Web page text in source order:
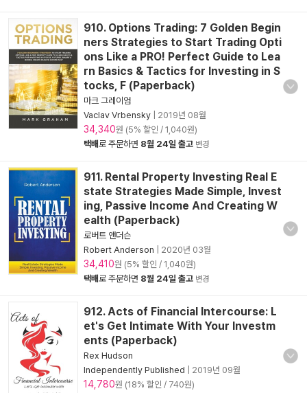
910. Options Trading: 7 Golden Begin
ners Strategies to Start Trading Opti
ons Like a PRO! Perfect Guide to Lea
rn Basics & Tactics for Investing in S
tocks, F (Paperback)
마크 그레이엄
Vaclav Vrbensky
2019년 08월
34,340원 (5% 할인 / 1,040원)
택배로 주문하면 8월 24일 출고 변경
911. Rental Property Investing Real E
state Strategies Made Simple, Invest
ing, Passive Income And Creating W
ealth (Paperback)
로버트 앤더슨
Robert Anderson
2020년 03월
34,410원 (5% 할인 / 1,040원)
택배로 주문하면 8월 24일 출고 변경
912. Acts of Financial Intercourse: L
et's Get Intimate With Your Investm
ents (Paperback)
Rex Hudson
Independently Published
2019년 09월
14,780원 (18% 할인 / 740원)